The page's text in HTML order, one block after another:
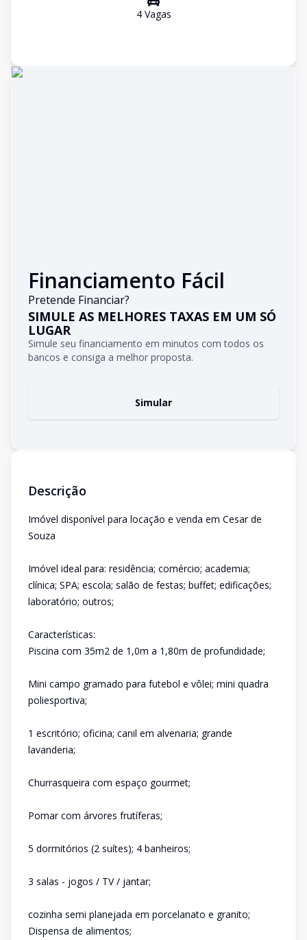
4Vagas
Financiamento Fácil
Pretende Financiar?
SIMULE AS MELHORES TAXAS EM UM SÓ
LUGAR
Simule seu financiamento em minutos com todos os
bancos e consiga a melhor proposta.
Simular
Descrição
Imóvel disponível para locação e venda em Cesar de
Souza
Imóvel ideal para: residência; comércio; academia;
clínica; SPA; escola; salão de festas; buffet; edificações;
laboratório; outros;
Características:
Piscina com 35m2 de 1,0m a 1,80m de profundidade;
Mini campo gramado para futebol e vôlei; mini quadra
poliesportiva;
1 escritório; oficina; canil em alvenaria; grande
lavanderia;
Churrasqueira com espaço gourmet;
Pomar com árvores frutíferas;
5 dormitórios (2 suítes); 4 banheiros;
3 salas - jogos / TV / jantar;
cozinha semi planejada em porcelanato e granito;
Dispensa de alimentos;